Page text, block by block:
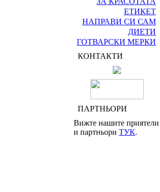
ЕТИКЕТ
НАПРАВИ СИ САМ
ДИЕТИ
ГОТВАРСКИ МЕРКИ
КОНТАКТИ
ПАРТНЬОРИ
Вижте нашите приятели
и партньори ТУК.